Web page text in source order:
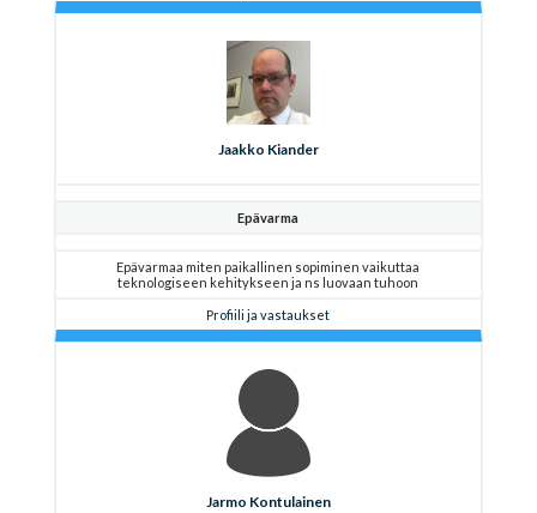
Jaakko Kiander
Epävarma
Epävarmaa miten paikallinen sopiminen vaikuttaa
teknologiseen kehitykseen ja ns luovaan tuhoon
Profiili ja vastaukset
Jarmo Kontulainen